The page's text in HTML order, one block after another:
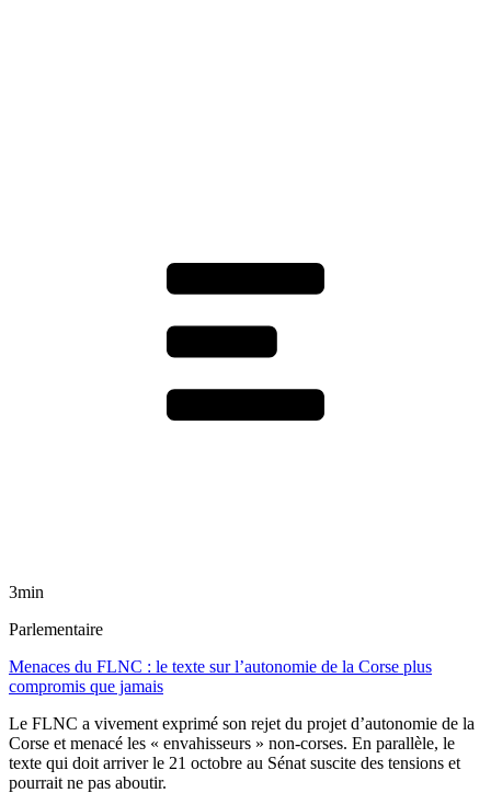
3min
Parlementaire
Menaces du FLNC : le texte sur l’autonomie de la Corse plus
compromis que jamais
Le FLNC a vivement exprimé son rejet du projet d’autonomie de la
Corse et menacé les « envahisseurs » non-corses. En parallèle, le
texte qui doit arriver le 21 octobre au Sénat suscite des tensions et
pourrait ne pas aboutir.